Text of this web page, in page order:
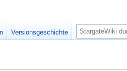
Versionsgeschichte
S
u